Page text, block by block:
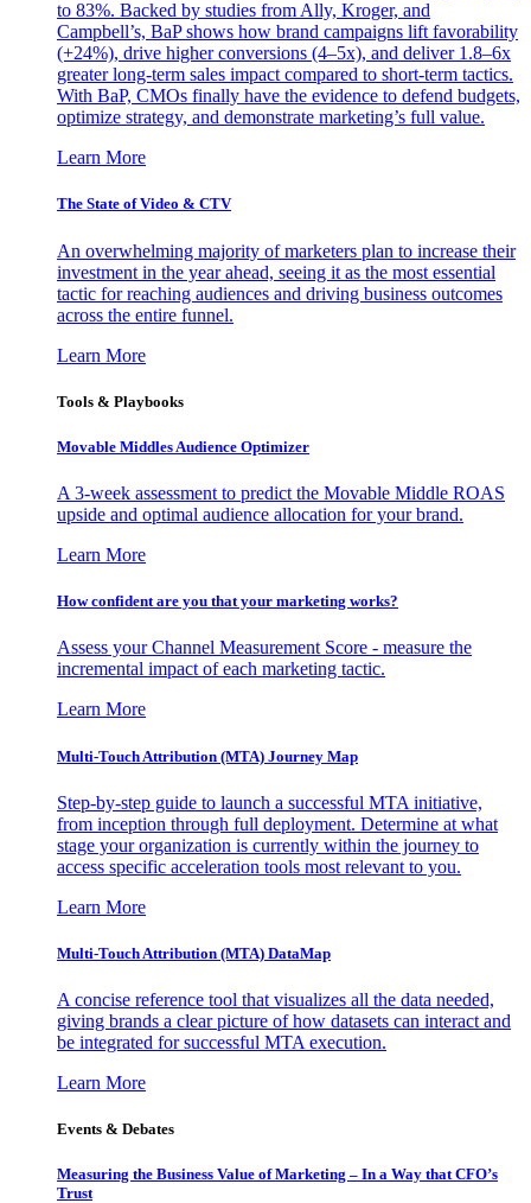
to 83%. Backed by studies from Ally, Kroger, and
Campbell’s, BaP shows how brand campaigns lift favorability
(+24%), drive higher conversions (4–5x), and deliver 1.8–6x
greater long-term sales impact compared to short-term tactics.
With BaP, CMOs finally have the evidence to defend budgets,
optimize strategy, and demonstrate marketing’s full value.
Learn More
The State of Video & CTV
An overwhelming majority of marketers plan to increase their
investment in the year ahead, seeing it as the most essential
tactic for reaching audiences and driving business outcomes
across the entire funnel.
Learn More
Tools & Playbooks
Movable Middles Audience Optimizer
A 3-week assessment to predict the Movable Middle ROAS
upside and optimal audience allocation for your brand.
Learn More
How confident are you that your marketing works?
Assess your Channel Measurement Score - measure the
incremental impact of each marketing tactic.
Learn More
Multi-Touch Attribution (MTA) Journey Map
Step-by-step guide to launch a successful MTA initiative,
from inception through full deployment. Determine at what
stage your organization is currently within the journey to
access specific acceleration tools most relevant to you.
Learn More
Multi-Touch Attribution (MTA) DataMap
A concise reference tool that visualizes all the data needed,
giving brands a clear picture of how datasets can interact and
be integrated for successful MTA execution.
Learn More
Events & Debates
Measuring the Business Value of Marketing – In a Way that CFO’s
Trust